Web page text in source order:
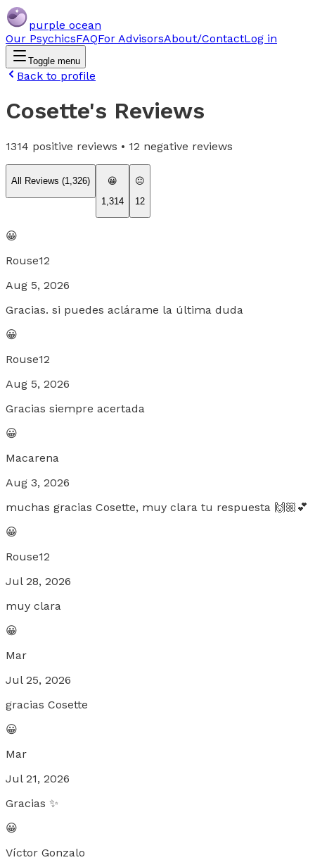
purple ocean
Our PsychicsFAQFor AdvisorsAbout/ContactLog in
Toggle menu
Back to profile
Cosette's Reviews
1314 positive reviews • 12 negative reviews
All Reviews (1,326)
😀
1,314
😐
12
😀
Rouse12
Aug 5, 2026
Gracias. si puedes aclárame la última duda
😀
Rouse12
Aug 5, 2026
Gracias siempre acertada
😀
Macarena
Aug 3, 2026
muchas gracias Cosette, muy clara tu respuesta 🙌🏼💕
😀
Rouse12
Jul 28, 2026
muy clara
😀
Mar
Jul 25, 2026
gracias Cosette
😀
Mar
Jul 21, 2026
Gracias ✨️
😀
Víctor Gonzalo